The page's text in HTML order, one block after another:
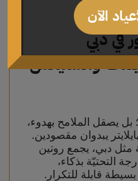
في دبي
والستيكس
بل يصقل الملامح بهدوء،
يبدوان مقصودين.
دبي، يجمع روتين
التحتيّة بذكاء،
قابلة للتكرار.
الآن